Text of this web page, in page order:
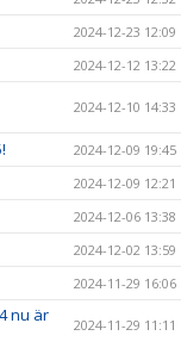
2024-12-23 12:09
2024-12-12 13:22
2024-12-10 14:33
2024-12-09 19:45
2024-12-09 12:21
2024-12-06 13:38
2024-12-02 13:59
2024-11-29 16:06
nu är
2024-11-29 11:11